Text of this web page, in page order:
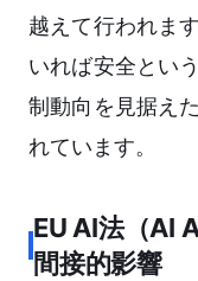
越えて行われま
いれば安全とい
制動向を見据え
れています。
EU AI法（AI
間接的影響